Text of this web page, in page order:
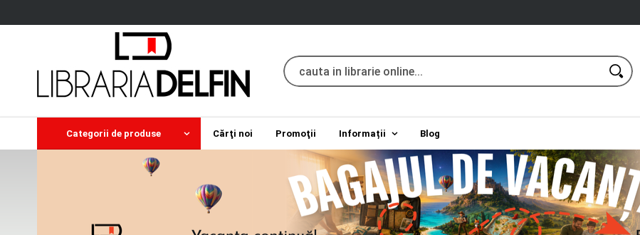
Categorii de produse Cărţi noi Promoţii Informații Blog